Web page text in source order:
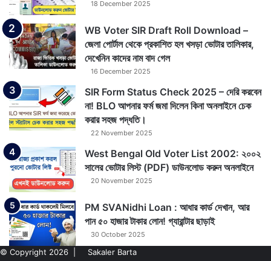
18 December 2025
WB Voter SIR Draft Roll Download –
জেলা পোর্টাল থেকে প্রকাশিত হল খসড়া ভোটার তালিকার,
দেখেনিন কাদের নাম বাদ গেল
16 December 2025
SIR Form Status Check 2025 – দেরি করবেন
না! BLO আপনার ফর্ম জমা দিলেন কিনা অনলাইনে চেক
করার সহজ পদ্ধতি।
22 November 2025
West Bengal Old Voter List 2002: ২০০২
সালের ভোটার লিস্ট (PDF) ডাউনলোড করুন অনলাইনে
20 November 2025
PM SVANidhi Loan : আধার কার্ড দেখান, আর
পান ৫০ হাজার টাকার লোন! গ্যারান্টার ছাড়াই
30 October 2025
© Copyright 2026 |
Sakaler Barta